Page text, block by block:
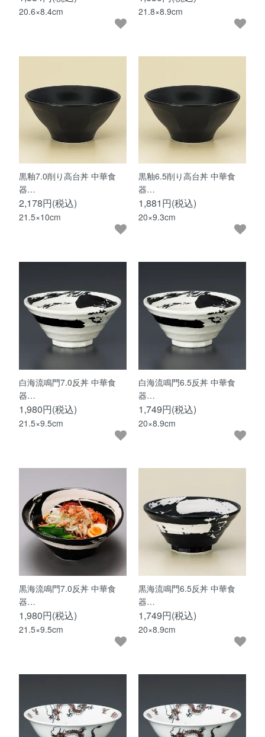
20.6×8.4cm 21.8×8.9cm
黒釉7.0削り高台丼 中華食
器…
2,178円(税込)
21.5×10cm
黒釉6.5削り高台丼 中華食
器…
1,881円(税込)
20×9.3cm
白海流鳴門7.0反丼 中華食
器…
1,980円(税込)
21.5×9.5cm
白海流鳴門6.5反丼 中華食
器…
1,749円(税込)
20×8.9cm
黒海流鳴門7.0反丼 中華食
器…
1,980円(税込)
21.5×9.5cm
黒海流鳴門6.5反丼 中華食
器…
1,749円(税込)
20×8.9cm